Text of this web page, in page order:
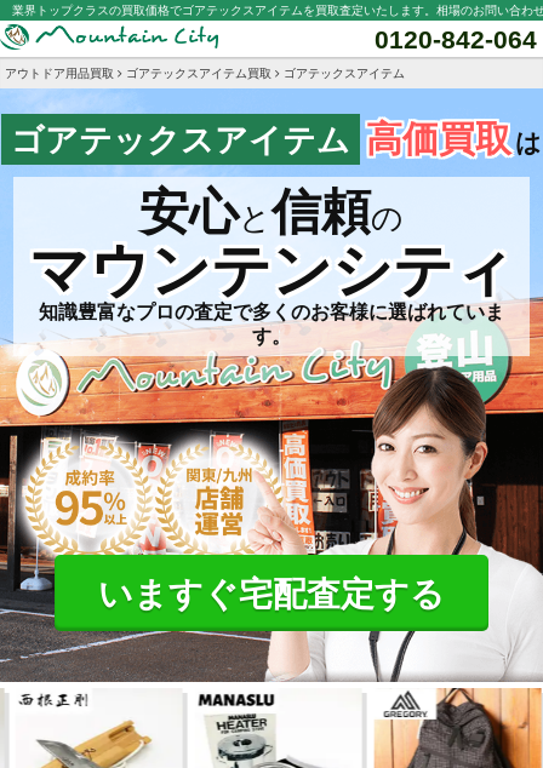
業界トップクラスの買取価格でゴアテックスアイテムを買取査定いたします。相場のお問い合わ
0120-842-064
アウトドア用品買取 ゴアテックスアイテム買取 ゴアテックスアイテム
ゴアテックスアイテム 高価買取は
安心と信頼の
マウンテンシティ
知識豊富なプロの査定で多くのお客様に選ばれていま
す。
いますぐ宅配査定する